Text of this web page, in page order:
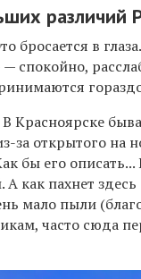
различий
бросается в
— спокойно,
В Красноярске
за открытого на
бы его
А как пахнет
мало пыли
часто сюда